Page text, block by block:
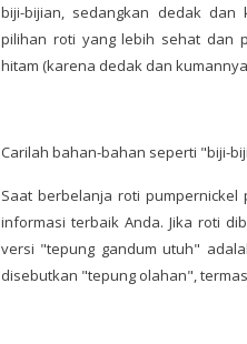
biji-bijian, sedangkan dedak dan
pilihan roti yang lebih sehat dan
hitam (karena dedak dan
Carilah bahan-bahan seperti "biji-
Saat berbelanja roti
informasi terbaik Anda. Jika roti
versi "tepung gandum utuh"
disebutkan "tepung olahan",